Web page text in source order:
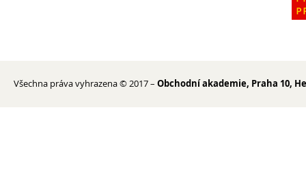
Všechna práva vyhrazena © 2017 – Obchodní akademie, Praha 10,